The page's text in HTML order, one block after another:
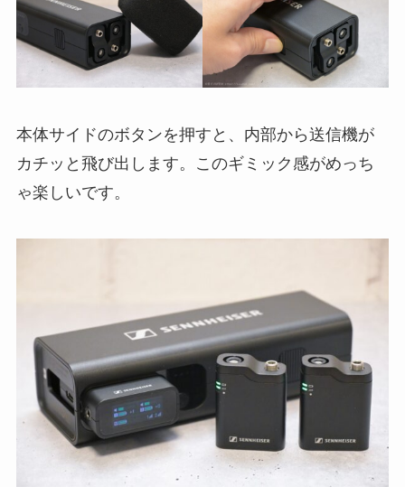
本体サイドのボタンを押すと、内部から送信機が
カチッと飛び出します。このギミック感がめっち
ゃ楽しいです。